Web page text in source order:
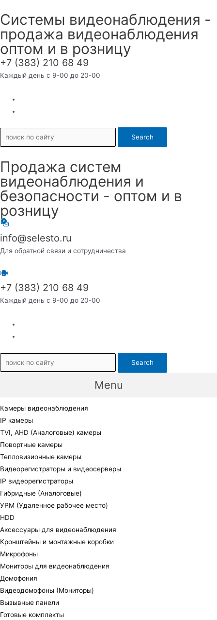
к
содержимому
Системы видеонаблюдения -
продажа видеонаблюдения
оптом и в розницу
+7 (383) 210 68 49
Каждый день с 9-00 до 20-00
Search
Продажа систем
видеонаблюдения и
безопасности - оптом и в
розницу
info@selesto.ru
Для обратной связи и сотрудничества
+7 (383) 210 68 49
Каждый день с 9-00 до 20-00
Search
Menu
Камеры видеонаблюдения
IP камеры
TVI, AHD (Аналоговые) камеры
Повортные камеры
Тепловизионные камеры
Видеорегистраторы и видеосерверы
IP видеорегистраторы
Гибридные (Аналоговые)
УРМ (Удаленное рабочее место)
HDD
Аксессуары для видеонаблюдения
Кронштейны и монтажные коробки
Микрофоны
Мониторы для видеонаблюдения
Домофония
Видеодомофоны (Мониторы)
Вызывные панели
Готовые комплекты